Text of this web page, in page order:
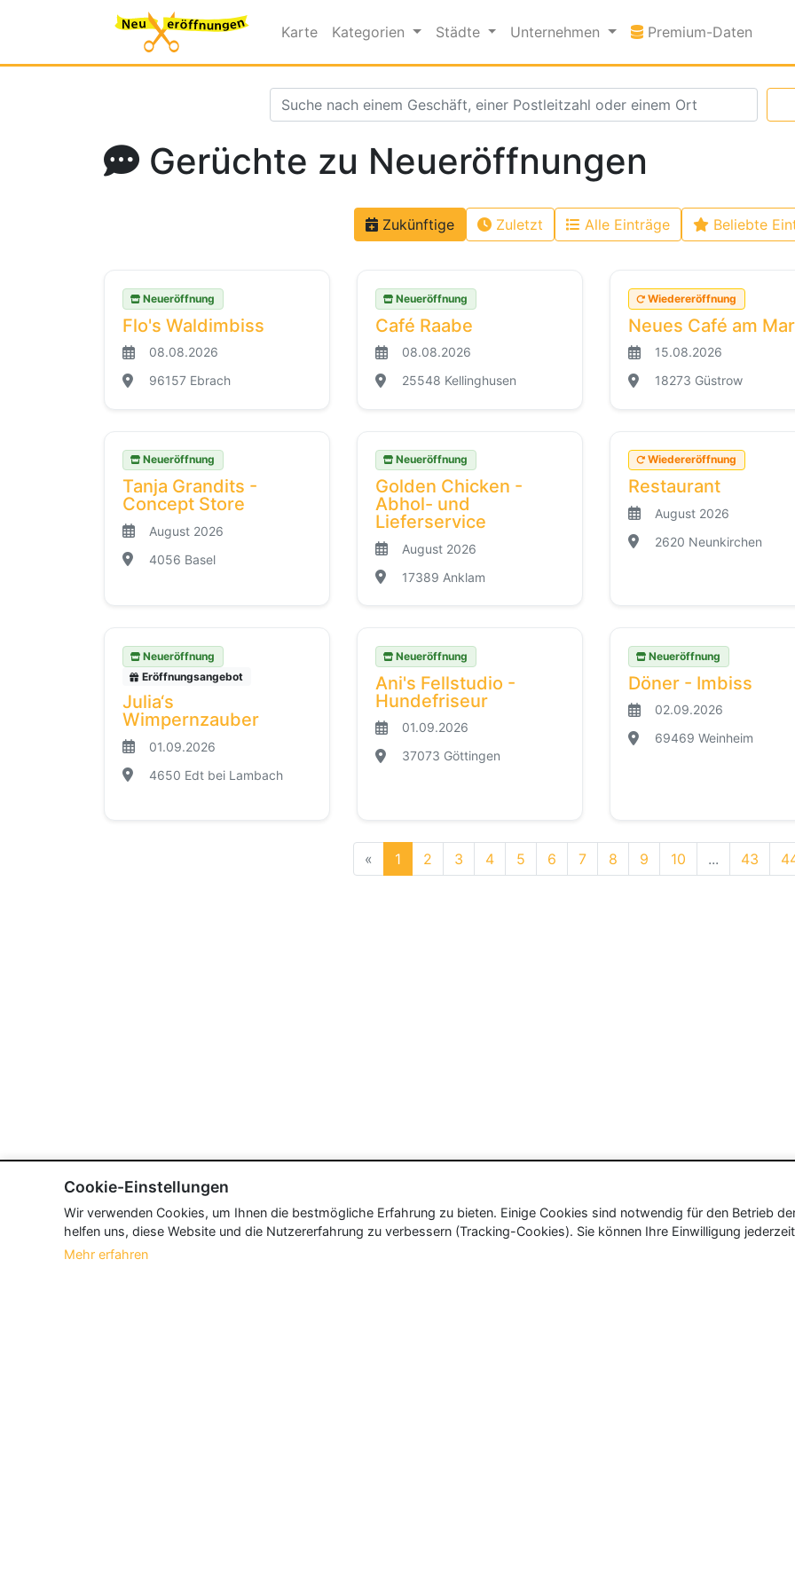
Karte Kategorien Städte Unternehmen Premium-Daten
Gerüchte zu Neueröffnungen
Zukünftige Zuletzt Alle Einträge Beliebte
Neueröffnung
Flo's Waldimbiss
08.08.2026
96157 Ebrach
Neueröffnung
Café Raabe
08.08.2026
25548 Kellinghusen
Wiedereröffnung
Neues Café am
15.08.2026
18273 Güstrow
Neueröffnung
Tanja Grandits -
Concept Store
August 2026
4056 Basel
Neueröffnung
Golden Chicken -
Abhol- und
Lieferservice
August 2026
17389 Anklam
Wiedereröffnung
Restaurant
August 2026
2620 Neunkirchen
Neueröffnung
Eröffnungsangebot
Julia‘s
Wimpernzauber
01.09.2026
4650 Edt bei Lambach
Neueröffnung
Ani's Fellstudio -
Hundefriseur
01.09.2026
37073 Göttingen
Neueröffnung
Döner - Imbiss
02.09.2026
69469 Weinheim
« 1 2 3 4 5 6 7 8 9 10 ... 43
Cookie-Einstellungen
Wir verwenden Cookies, um Ihnen die bestmögliche Erfahrung zu bieten. Einige Cookies sind notwendig für den Betrieb
helfen uns, diese Website und die Nutzererfahrung zu verbessern (Tracking-Cookies). Sie können Ihre Einwilligung
Mehr erfahren